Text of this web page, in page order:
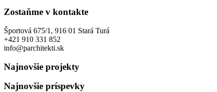
Zostaňme v kontakte
Športová 675/1, 916 01 Stará Turá
+421 910 331 852
info@parchitekti.sk
Najnovšie projekty
Najnovšie príspevky